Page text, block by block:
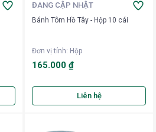
ĐANG CẬP NHẬT
Bánh Tôm Hồ Tây - Hộp 10 cái
Đơn vị tính: Hộp
165.000 ₫
Liên hệ